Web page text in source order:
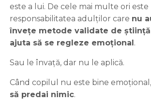
este a lui. De cele mai multe ori este
responsabilitatea adulților care nu
învețe metode validate de
ajuta să se regleze emoțional.
Sau le învață, dar nu le aplică.
Când copilul nu este bine emoțional,
să predai nimic.